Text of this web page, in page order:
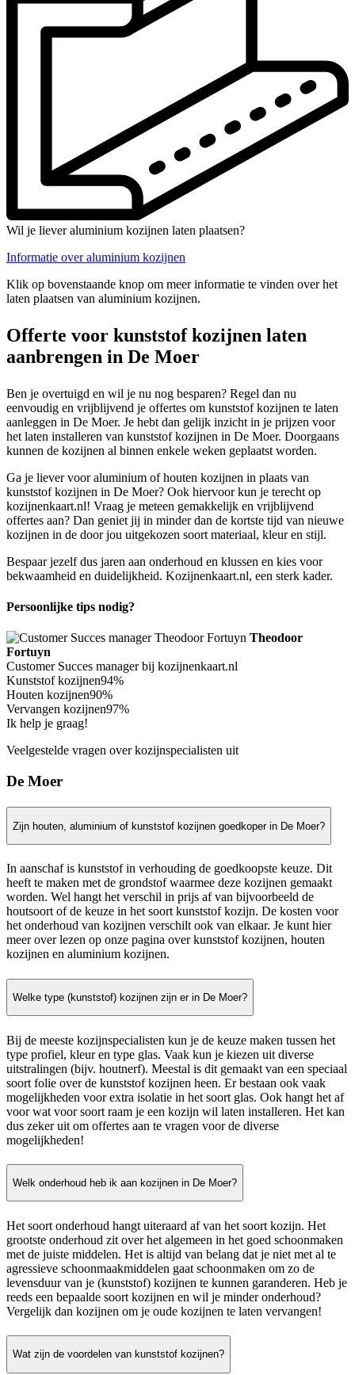
Wil je liever aluminium kozijnen laten plaatsen?
Informatie over aluminium kozijnen
Klik op bovenstaande knop om meer informatie te vinden over het
laten plaatsen van aluminium kozijnen.
Offerte voor kunststof kozijnen laten
aanbrengen in De Moer
Ben je overtuigd en wil je nu nog besparen? Regel dan nu
eenvoudig en vrijblijvend je offertes om kunststof kozijnen te laten
aanleggen in De Moer. Je hebt dan gelijk inzicht in je prijzen voor
het laten installeren van kunststof kozijnen in De Moer. Doorgaans
kunnen de kozijnen al binnen enkele weken geplaatst worden.
Ga je liever voor aluminium of houten kozijnen in plaats van
kunststof kozijnen in De Moer? Ook hiervoor kun je terecht op
kozijnenkaart.nl! Vraag je meteen gemakkelijk en vrijblijvend
offertes aan? Dan geniet jij in minder dan de kortste tijd van nieuwe
kozijnen in de door jou uitgekozen soort materiaal, kleur en stijl.
Bespaar jezelf dus jaren aan onderhoud en klussen en kies voor
bekwaamheid en duidelijkheid. Kozijnenkaart.nl, een sterk kader.
Persoonlijke tips nodig?
Theodoor
Fortuyn
Customer Succes manager bij kozijnenkaart.nl
Kunststof kozijnen94%
Houten kozijnen90%
Vervangen kozijnen97%
Ik help je graag!
Veelgestelde vragen over kozijnspecialisten uit
De Moer
Zijn houten, aluminium of kunststof kozijnen goedkoper in De Moer?
In aanschaf is kunststof in verhouding de goedkoopste keuze. Dit
heeft te maken met de grondstof waarmee deze kozijnen gemaakt
worden. Wel hangt het verschil in prijs af van bijvoorbeeld de
houtsoort of de keuze in het soort kunststof kozijn. De kosten voor
het onderhoud van kozijnen verschilt ook van elkaar. Je kunt hier
meer over lezen op onze pagina over kunststof kozijnen, houten
kozijnen en aluminium kozijnen.
Welke type (kunststof) kozijnen zijn er in De Moer?
Bij de meeste kozijnspecialisten kun je de keuze maken tussen het
type profiel, kleur en type glas. Vaak kun je kiezen uit diverse
uitstralingen (bijv. houtnerf). Meestal is dit gemaakt van een speciaal
soort folie over de kunststof kozijnen heen. Er bestaan ook vaak
mogelijkheden voor extra isolatie in het soort glas. Ook hangt het af
voor wat voor soort raam je een kozijn wil laten installeren. Het kan
dus zeker uit om offertes aan te vragen voor de diverse
mogelijkheden!
Welk onderhoud heb ik aan kozijnen in De Moer?
Het soort onderhoud hangt uiteraard af van het soort kozijn. Het
grootste onderhoud zit over het algemeen in het goed schoonmaken
met de juiste middelen. Het is altijd van belang dat je niet met al te
agressieve schoonmaakmiddelen gaat schoonmaken om zo de
levensduur van je (kunststof) kozijnen te kunnen garanderen. Heb je
reeds een bepaalde soort kozijnen en wil je minder onderhoud?
Vergelijk dan kozijnen om je oude kozijnen te laten vervangen!
Wat zijn de voordelen van kunststof kozijnen?